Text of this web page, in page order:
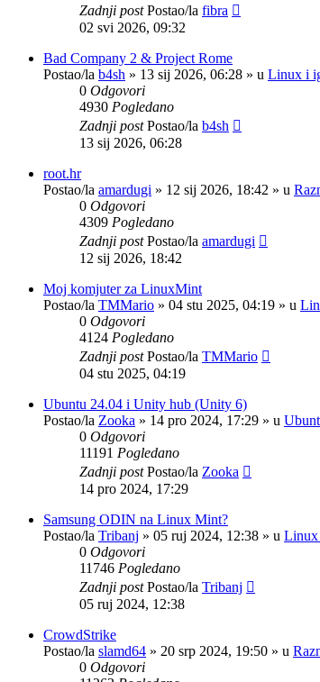
Zadnji postPostao/la fibra
02 svi 2026, 09:32
Bad Company 2 & Project Rome
Postao/la b4sh » 13 sij 2026, 06:28 » u Linux i
0 Odgovori
4930 Pogledano
Zadnji postPostao/la b4sh
13 sij 2026, 06:28
root.hr
Postao/la amardugi » 12 sij 2026, 18:42 » u
0 Odgovori
4309 Pogledano
Zadnji postPostao/la amardugi
12 sij 2026, 18:42
Moj komjuter za LinuxMint
Postao/la TMMario » 04 stu 2025, 04:19 » u
0 Odgovori
4124 Pogledano
Zadnji postPostao/la TMMario
04 stu 2025, 04:19
Ubuntu 24.04 i Unity hub (Unity 6)
Postao/la Zooka » 14 pro 2024, 17:29 » u
0 Odgovori
11191 Pogledano
Zadnji postPostao/la Zooka
14 pro 2024, 17:29
Samsung ODIN na Linux Mint?
Postao/la Tribanj » 05 ruj 2024, 12:38 » u Linux
0 Odgovori
11746 Pogledano
Zadnji postPostao/la Tribanj
05 ruj 2024, 12:38
CrowdStrike
Postao/la slamd64 » 20 srp 2024, 19:50 » u
0 Odgovori